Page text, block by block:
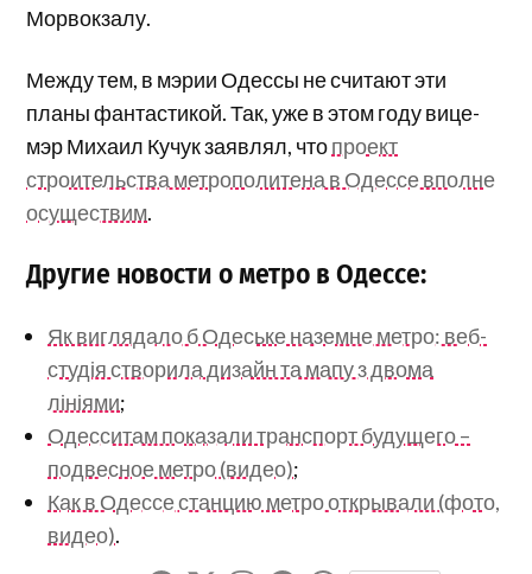
Морвокзалу.
Между тем, в мэрии Одессы не считают эти
планы фантастикой. Так, уже в этом году вице-
мэр Михаил Кучук заявлял, чтопроект
строительства метрополитена в Одессе вполне
осуществим.
Другие новости о метро в Одессе:
Як виглядало б Одеське наземне метро: веб-
студія створила дизайн та мапу з двома
лініями;
Одесситам показали транспорт будущего –
подвесное метро (видео);
Как в Одессе станцию метро открывали (фото,
видео).